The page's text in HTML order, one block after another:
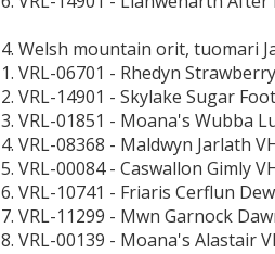
4. Welsh mountain orit, tuomari
1. VRL-06701 - Rhedyn
2. VRL-14901 - Skylake Sugar
3. VRL-01851 - Moana's Wubba
4. VRL-08368 - Maldwyn Jarlath
5. VRL-00084 - Caswallon Gimly
6. VRL-10741 - Friaris Cerflun
7. VRL-11299 - Mwn Garnock
8. VRL-00139 - Moana's Alastair